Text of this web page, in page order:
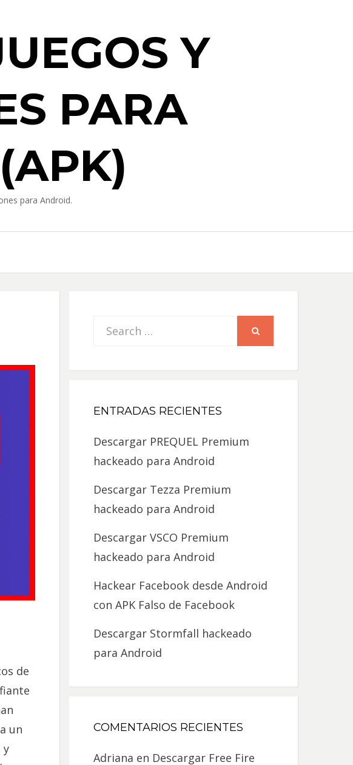
Y
PARA
para Android.
de
un
y
Search
ENTRADAS RECIENTES
Descargar PREQUEL Premium
hackeado para Android
Descargar Tezza Premium
hackeado para Android
Descargar VSCO Premium
hackeado para Android
Hackear Facebook desde Android
con APK Falso de Facebook
Descargar Stormfall hackeado
para Android
COMENTARIOS RECIENTES
Adriana en Descargar Free Fire